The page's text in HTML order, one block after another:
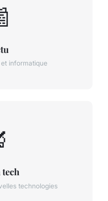
informatique
technologies